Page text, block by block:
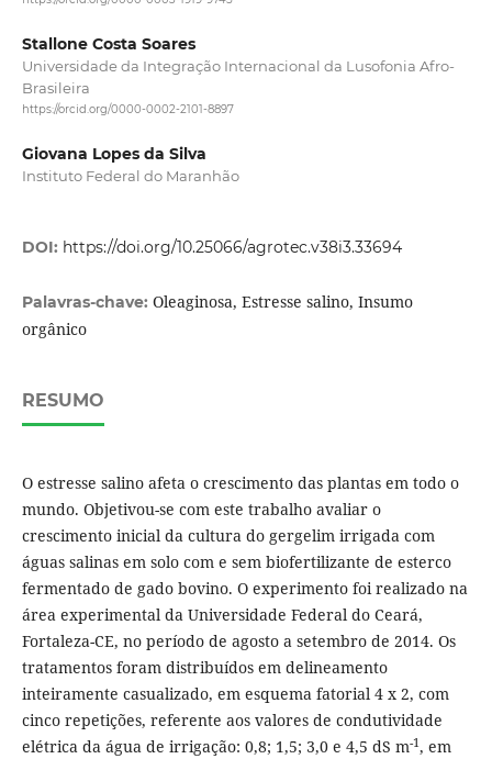
Stallone Costa Soares
Universidade da Integração Internacional da Lusofonia Afro-
Brasileira
https://orcid.org/0000-0002-2101-8897
Giovana Lopes da Silva
Instituto Federal do Maranhão
DOI: https://doi.org/10.25066/agrotec.v38i3.33694
Palavras-chave: Oleaginosa, Estresse salino, Insumo
orgânico
RESUMO
O estresse salino afeta o crescimento das plantas em todo o
mundo. Objetivou-se com este trabalho avaliar o
crescimento inicial da cultura do gergelim irrigada com
águas salinas em solo com e sem biofertilizante de esterco
fermentado de gado bovino. O experimento foi realizado na
área experimental da Universidade Federal do Ceará,
Fortaleza-CE, no período de agosto a setembro de 2014. Os
tratamentos foram distribuídos em delineamento
inteiramente casualizado, em esquema fatorial 4 x 2, com
cinco repetições, referente aos valores de condutividade
elétrica da água de irrigação: 0,8; 1,5; 3,0 e 4,5 dS m-1, em